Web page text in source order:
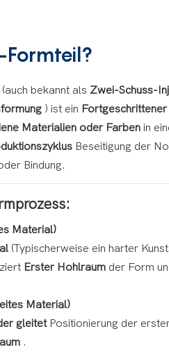
(auch bekannt als Zwei-Schuss-
) ist ein
Materialien oder Farben in
Beseitigung der
Bindung.
Material)
(Typischerweise ein harter
Erster Hohlraum der Form
Material)
gleitet Positionierung der
.